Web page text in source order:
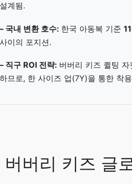
설계됨.
– 국내 변환 호수: 한국 아동복 기준
사이의 포지션.
– 직구 ROI 전략: 버버리 키즈 퀼팅 자
하므로, 한 사이즈 업(7Y)을 통한 착
버버리 키즈 글